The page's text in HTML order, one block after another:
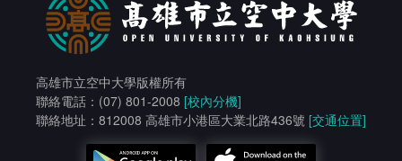
高雄市立空中大學版權所有
聯絡電話：(07) 801-2008 [校內分機]
聯絡地址：812008 高雄市小港區大業北路436號 [交通位置]